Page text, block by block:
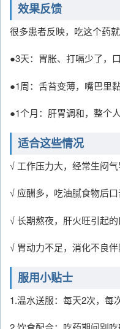
效果反馈
很多患者反映，吃这个药
●3天：胃胀、打嗝少了，
●1周：舌苔变薄，嘴巴里
●1个月：肝胃调和，整个
适合这些情况
√ 工作压力大，经常生闷
√ 应酬多，吃油腻食物后
√ 长期熬夜，肝火旺引起
√ 胃动力不足，消化不良
服用小贴士
1.温水送服：每天2次，每